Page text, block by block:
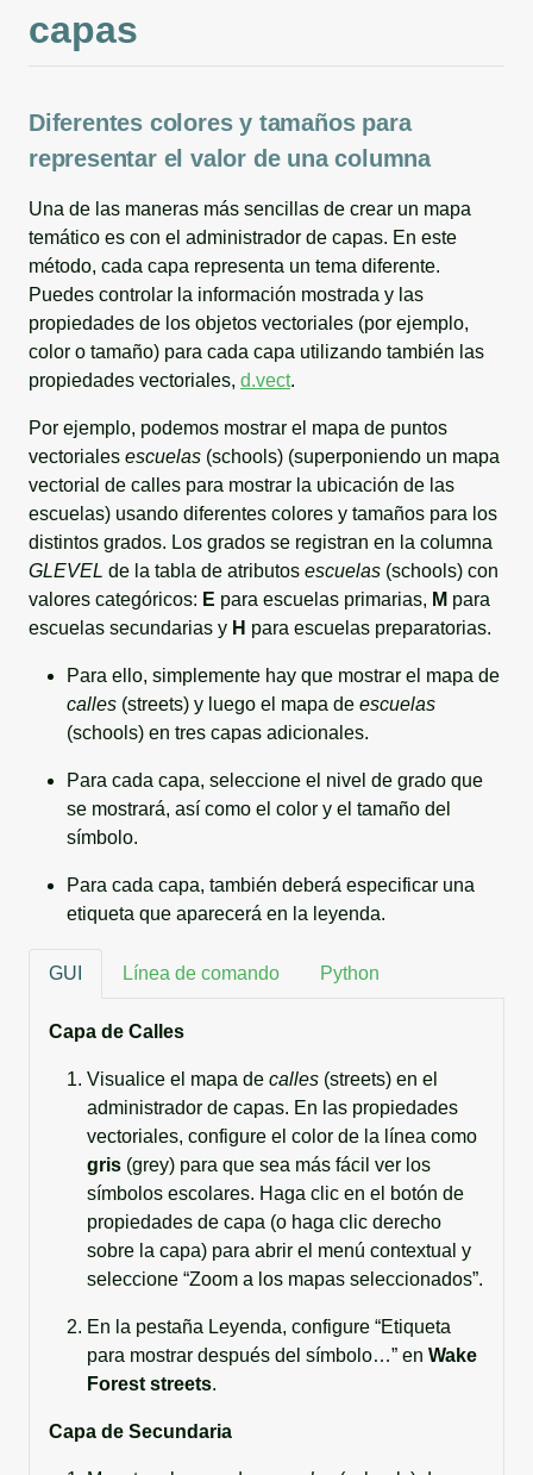
capas
Diferentes colores y tamaños para
representar el valor de una columna
Una de las maneras más sencillas de crear un mapa
temático es con el administrador de capas. En este
método, cada capa representa un tema diferente.
Puedes controlar la información mostrada y las
propiedades de los objetos vectoriales (por ejemplo,
color o tamaño) para cada capa utilizando también las
propiedades vectoriales, d.vect.
Por ejemplo, podemos mostrar el mapa de puntos
vectoriales escuelas (schools) (superponiendo un mapa
vectorial de calles para mostrar la ubicación de las
escuelas) usando diferentes colores y tamaños para los
distintos grados. Los grados se registran en la columna
GLEVEL de la tabla de atributos escuelas (schools) con
valores categóricos: E para escuelas primarias, M para
escuelas secundarias y H para escuelas preparatorias.
Para ello, simplemente hay que mostrar el mapa de
calles (streets) y luego el mapa de escuelas
(schools) en tres capas adicionales.
Para cada capa, seleccione el nivel de grado que
se mostrará, así como el color y el tamaño del
símbolo.
Para cada capa, también deberá especificar una
etiqueta que aparecerá en la leyenda.
GUI Línea de comando Python
Capa de Calles
Visualice el mapa de calles (streets) en el
administrador de capas. En las propiedades
vectoriales, configure el color de la línea como
gris (grey) para que sea más fácil ver los
símbolos escolares. Haga clic en el botón de
propiedades de capa (o haga clic derecho
sobre la capa) para abrir el menú contextual y
seleccione “Zoom a los mapas seleccionados”.
En la pestaña Leyenda, configure “Etiqueta
para mostrar después del símbolo…” en Wake
Forest streets.
Capa de Secundaria